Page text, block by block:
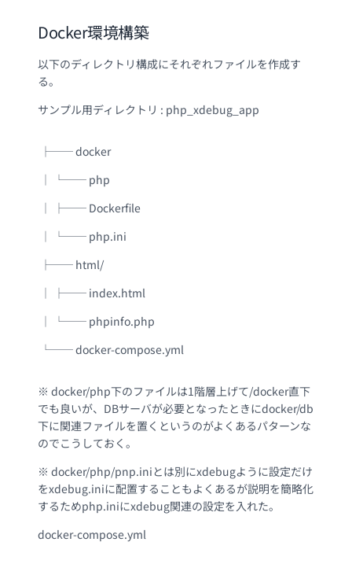
Docker環境構築
以下のディレクトリ構成にそれぞれファイルを作成す
る。
サンプル用ディレクトリ : php_xdebug_app
├── docker
│ └── php
│ ├── Dockerfile
│ └── php.ini
├── html/
│ ├── index.html
│ └── phpinfo.php
└── docker-compose.yml
※ docker/php下のファイルは1階層上げて/docker直下
でも良いが、DBサーバが必要となったときにdocker/db
下に関連ファイルを置くというのがよくあるパターンな
のでこうしておく。
※ docker/php/pnp.iniとは別にxdebugように設定だけ
をxdebug.iniに配置することもよくあるが説明を簡略化
するためphp.iniにxdebug関連の設定を入れた。
docker-compose.yml